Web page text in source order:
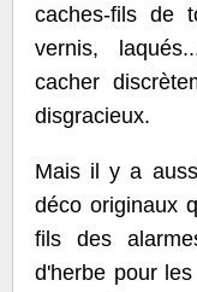
caches-fils de
vernis,
cacher
disgracieux.
Mais il y a
déco originaux
fils des
d'herbe pour